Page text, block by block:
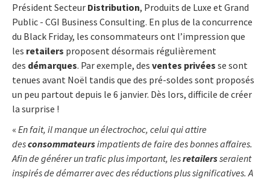
Président Secteur Distribution, Produits de Luxe et Grand
Public - CGI Business Consulting. En plus de la concurrence
du Black Friday, les consommateurs ont l’impression que
les retailers proposent désormais régulièrement
des démarques. Par exemple, des ventes privées se sont
tenues avant Noël tandis que des pré-soldes sont proposés
un peu partout depuis le 6 janvier. Dès lors, difficile de créer
la surprise !
« En fait, il manque un électrochoc, celui qui attire
desconsommateursimpatients de faire des bonnes affaires.
Afin de générer un trafic plus important, lesretailersseraient
inspirés de démarrer avec des réductions plus significatives. A